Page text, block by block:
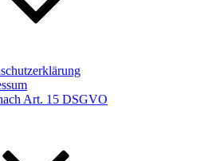
Art. 15 DSGVO